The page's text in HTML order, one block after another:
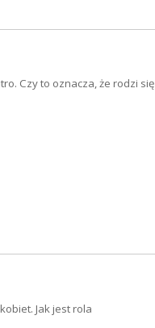
Czy to oznacza, że rodzi się
Jak jest rola